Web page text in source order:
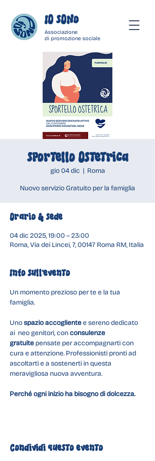
Associazione
di promozione sociale
IO SONo
Sportello Ostetrica
gio 04 dic
  |
Roma
Nuovo servizio Gratuito per la famiglia
Orario & Sede
04 dic 2025, 19:00 – 23:00
Roma, Via dei Lincei, 7, 00147 Roma RM, Italia
Info sull'evento
Un momento prezioso per te e la tua
famiglia.
Uno spazio accogliente e sereno dedicato
ai  neo genitori, con consulenze
gratuite pensate per accompagnarti con
cura e attenzione. Professionisti pronti ad
ascoltarti e a sostenerti in questa
meravigliosa nuova avventura.
Perché ogni inizio ha bisogno di dolcezza.
Condividi questo evento